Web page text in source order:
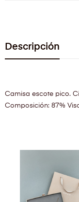
Descripción
Camisa escote pico.
Composición: 87%